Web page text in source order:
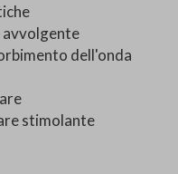
avvolgente
dell'onda
stimolante